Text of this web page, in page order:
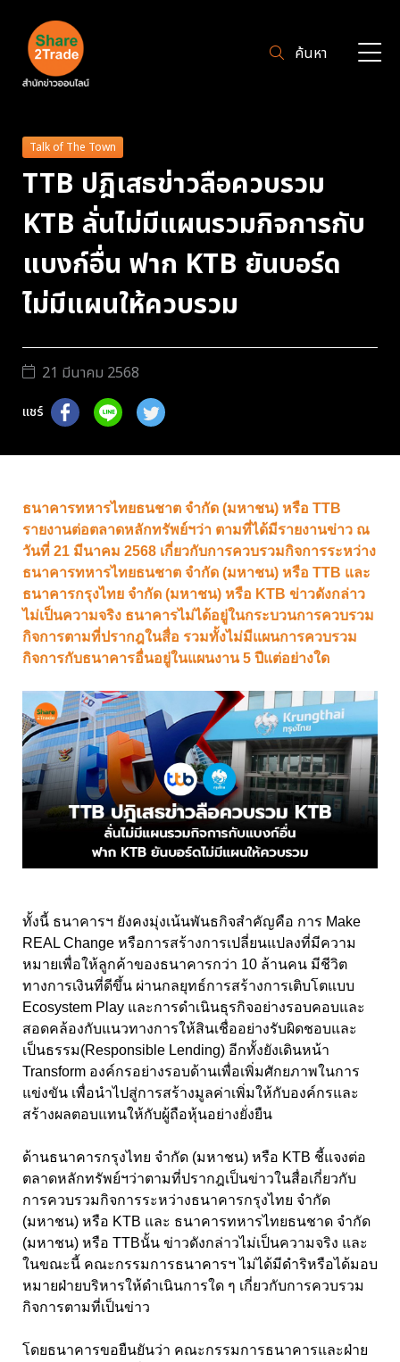
ค้นหา
Talk of The Town
TTB ปฎิเสธข่าวลือควบรวม
KTB ลั่นไม่มีแผนรวมกิจการกับ
แบงก์อื่น ฟาก KTB ยันบอร์ด
ไม่มีแผนให้ควบรวม
21 มีนาคม 2568
แชร์
ธนาคารทหารไทยธนชาต จำกัด (มหาชน) หรือ TTB
รายงานต่อตลาดหลักทรัพย์ฯว่า ตามที่ได้มีรายงานข่าว ณ
วันที่ 21 มีนาคม 2568 เกี่ยวกับการควบรวมกิจการระหว่าง
ธนาคารทหารไทยธนชาต จำกัด (มหาชน) หรือ TTB และ
ธนาคารกรุงไทย จำกัด (มหาชน) หรือ KTB ข่าวดังกล่าว
ไม่เป็นความจริง ธนาคารไม่ได้อยู่ในกระบวนการควบรวม
กิจการตามที่ปรากฎในสื่อ รวมทั้งไม่มีแผนการควบรวม
กิจการกับธนาคารอื่นอยู่ในแผนงาน 5 ปีแต่อย่างใด
ทั้งนี้ ธนาคารฯ ยังคงมุ่งเน้นพันธกิจสำคัญคือ การ Make
REAL Change หรือการสร้างการเปลี่ยนแปลงที่มีความ
หมายเพื่อให้ลูกค้าของธนาคารกว่า 10 ล้านคน มีชีวิต
ทางการเงินที่ดีขึ้น ผ่านกลยุทธ์การสร้างการเติบโตแบบ
Ecosystem Play และการดำเนินธุรกิจอย่างรอบคอบและ
สอดคล้องกับแนวทางการให้สินเชื่ออย่างรับผิดชอบและ
เป็นธรรม(Responsible Lending) อีกทั้งยังเดินหน้า
Transform องค์กรอย่างรอบด้านเพื่อเพิ่มศักยภาพในการ
แข่งขัน เพื่อนำไปสู่การสร้างมูลค่าเพิ่มให้กับองค์กรและ
สร้างผลตอบแทนให้กับผู้ถือหุ้นอย่างยั่งยืน
ด้านธนาคารกรุงไทย จำกัด (มหาชน) หรือ KTB ชี้แจงต่อ
ตลาดหลักทรัพย์ฯว่าตามที่ปรากฎเป็นข่าวในสื่อเกี่ยวกับ
การควบรวมกิจการระหว่างธนาคารกรุงไทย จำกัด
(มหาชน) หรือ KTB และ ธนาคารทหารไทยธนชาด จำกัด
(มหาชน) หรือ TTBนั้น ข่าวดังกล่าวไม่เป็นความจริง และ
ในขณะนี้ คณะกรรมการธนาคารฯ ไม่ได้มีดำริหรือได้มอบ
หมายฝ่ายบริหารให้ดำเนินการใด ๆ เกี่ยวกับการควบรวม
กิจการตามที่เป็นข่าว
โดยธนาคารขอยืนยันว่า คณะกรรมการธนาคารและฝ่าย